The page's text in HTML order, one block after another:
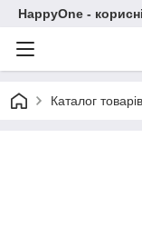
HappyOne -
Каталог товарів